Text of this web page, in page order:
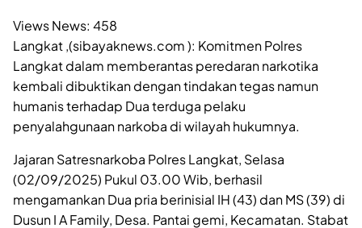
Views News: 458
Langkat ,(sibayaknews.com ): Komitmen Polres
Langkat dalam memberantas peredaran narkotika
kembali dibuktikan dengan tindakan tegas namun
humanis terhadap Dua terduga pelaku
penyalahgunaan narkoba di wilayah hukumnya.
Jajaran Satresnarkoba Polres Langkat, Selasa
(02/09/2025) Pukul 03.00 Wib, berhasil
mengamankan Dua pria berinisial IH (43) dan MS (39) di
Dusun I A Family, Desa. Pantai gemi, Kecamatan. Stabat